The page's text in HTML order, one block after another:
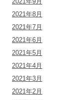
2021年8月
2021年7月
2021年6月
2021年5月
2021年4月
2021年3月
2021年2月